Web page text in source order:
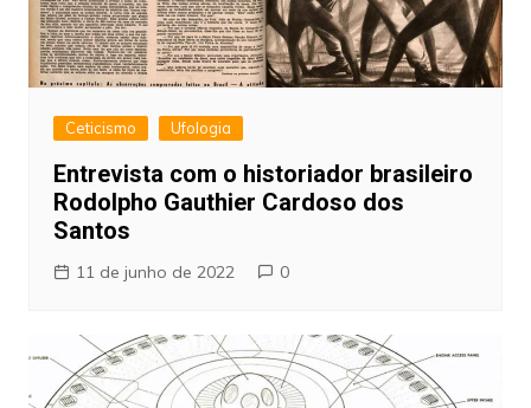
Ceticismo Ufologia
Entrevista com o historiador brasileiro
Rodolpho Gauthier Cardoso dos
Santos
11 de junho de 2022 0